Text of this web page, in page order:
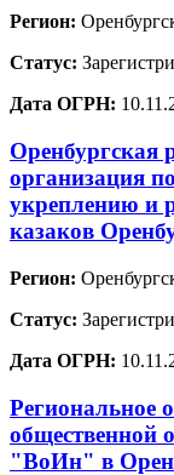
Регион:
Статус:
Дата ОГРН:
Оренбургская
организация
укреплению и
казаков
Регион:
Статус:
Дата ОГРН:
Региональное
общественной
"ВоИн" в